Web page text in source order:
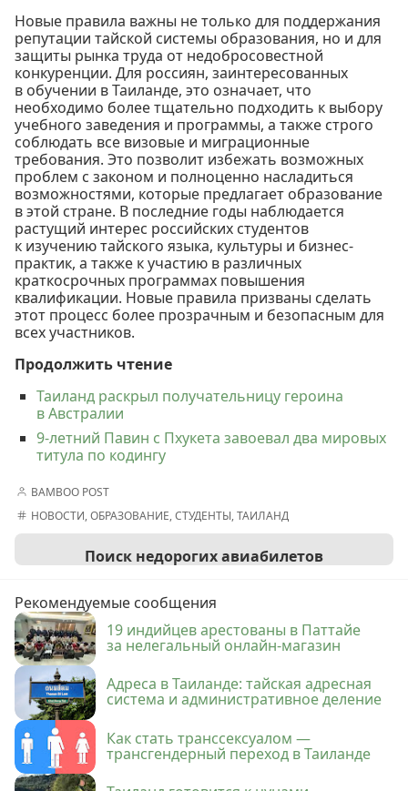
Новые правила важны не только для поддержания
репутации тайской системы образования, но и для
защиты рынка труда от недобросовестной
конкуренции. Для россиян, заинтересованных
в обучении в Таиланде, это означает, что
необходимо более тщательно подходить к выбору
учебного заведения и программы, а также строго
соблюдать все визовые и миграционные
требования. Это позволит избежать возможных
проблем с законом и полноценно насладиться
возможностями, которые предлагает образование
в этой стране. В последние годы наблюдается
растущий интерес российских студентов
к изучению тайского языка, культуры и бизнес-
практик, а также к участию в различных
краткосрочных программах повышения
квалификации. Новые правила призваны сделать
этот процесс более прозрачным и безопасным для
всех участников.
Продолжить чтение
Таиланд раскрыл получательницу героина
в Австралии
9-летний Павин с Пхукета завоевал два мировых
титула по кодингу
BAMBOO POST
НОВОСТИ,ОБРАЗОВАНИЕ,СТУДЕНТЫ,ТАИЛАНД
Поиск недорогих авиабилетов
Рекомендуемые сообщения
19 индийцев арестованы в Паттайе
за нелегальный онлайн-магазин
Адреса в Таиланде: тайская адресная
система и административное деление
Как стать транссексуалом —
трансгендерный переход в Таиланде